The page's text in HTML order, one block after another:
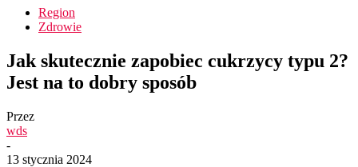
Region
Zdrowie
Jak skutecznie zapobiec cukrzycy typu 2?
Jest na to dobry sposób
Przez
wds
-
13 stycznia 2024